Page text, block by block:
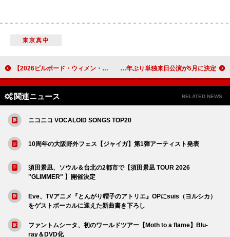
東京真中
【2026ビルボード・ウィメン・イン・ミュージック・アワード】テヤナ・テイラー／ケラーニ／レイヴェイらを表彰へ ウータン・クラン、29年ぶり単独来日公演が5月に決定
関連ニュース RELATED NEWS
ニコニコ VOCALOID SONGS TOP20
10周年の大阪野外フェス【ジャイガ】第1弾アーティスト発表
須田景凪、ソウル＆台北の2都市で【須田景凪 TOUR 2026
"GLIMMER" 】開催決定
Eve、TVアニメ『とんがり帽子のアトリエ』OPにsuis（ヨルシカ）
をゲストボーカルに迎えた新曲書き下ろし
ファントムシータ、初のワールドツアー【Moth to a flame】Blu-
ray＆DVD化